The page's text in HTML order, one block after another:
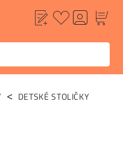
DETSKÉ STOLIČKY